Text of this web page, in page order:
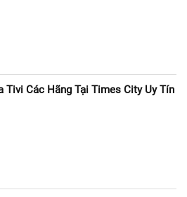
Tivi Các Hãng Tại Times City Uy Tín